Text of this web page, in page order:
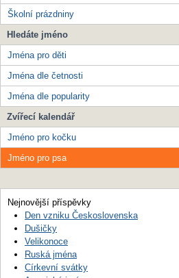
Školní prázdniny
Hledáte jméno
Jména pro děti
Jména dle četnosti
Jména dle popularity
Zvířecí kalendář
Jméno pro kočku
Jméno pro psa
Nejnovější příspěvky
Den vzniku Československa
Dušičky
Velikonoce
Ruská jména
Církevní svátky